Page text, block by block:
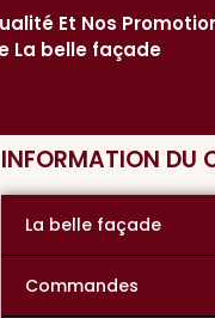
Et Nos
La belle façade
INFORMATION DU
La belle façade
Commandes